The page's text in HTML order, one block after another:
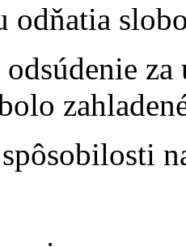
odňatia
odsúdenie